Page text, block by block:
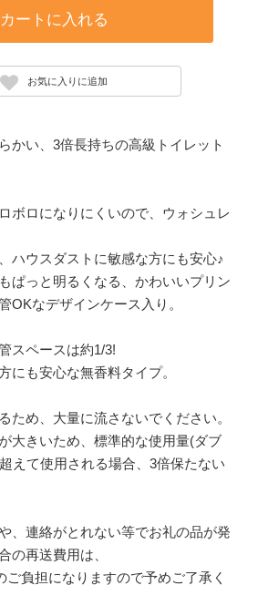
カートに入れる
お気に入りに追加
かい、3倍長持ちの高級トイレット
ボロになりにくいので、ウォシュレ
ハウスダストに敏感な方にも安心♪
ぱっと明るくなる、かわいいプリン
OKなデザインケース入り。
スペースは約1/3!
にも安心な無香料タイプ。
ため、大量に流さないでください。
大きいため、標準的な使用量(ダブ
えて使用される場合、3倍保たない
、連絡がとれない等でお礼の品が発
の再送費用は、
ご負担になりますので予めご了承く